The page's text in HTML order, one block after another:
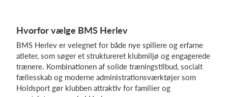
Hvorfor vælge BMS Herlev
BMS Herlev er velegnet for både nye spillere og erfarne
atleter, som søger et struktureret klubmiljø og engagerede
trænere. Kombinationen af solide træningstilbud, socialt
fællesskab og moderne administrationsværktøjer som
Holdsport gør klubben attraktiv for familier og